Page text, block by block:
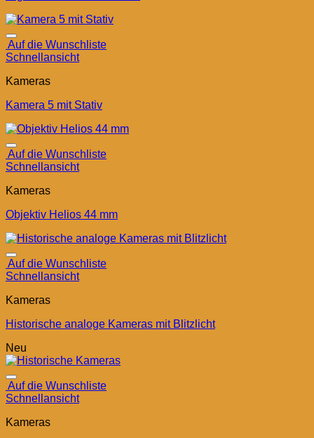
Auf die Wunschliste
Schnellansicht
Kameras
Kamera 5 mit Stativ
Auf die Wunschliste
Schnellansicht
Kameras
Objektiv Helios 44 mm
Auf die Wunschliste
Schnellansicht
Kameras
Historische analoge Kameras mit Blitzlicht
Neu
Auf die Wunschliste
Schnellansicht
Kameras